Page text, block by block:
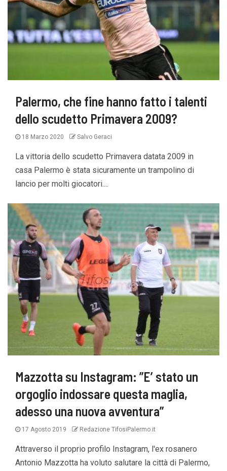
Palermo, che fine hanno fatto i talenti
dello scudetto Primavera 2009?
18 Marzo 2020 Salvo Geraci
La vittoria dello scudetto Primavera datata 2009 in
casa Palermo è stata sicuramente un trampolino di
lancio per molti giocatori....
Mazzotta su Instagram: ”E’ stato un
orgoglio indossare questa maglia,
adesso una nuova avventura”
17 Agosto 2019 Redazione TifosiPalermo.it
Attraverso il proprio profilo Instagram, l'ex rosanero
Antonio Mazzotta ha voluto salutare la città di Palermo,